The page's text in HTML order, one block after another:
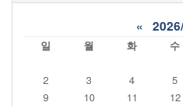
«
일 월 화 수
2
3 4 5
9
10 11 12